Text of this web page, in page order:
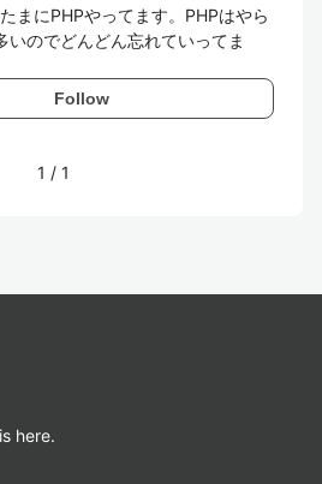
まにPHPやってます。PHPはやら
いのでどんどん忘れていってま
Follow
1 / 1
here.